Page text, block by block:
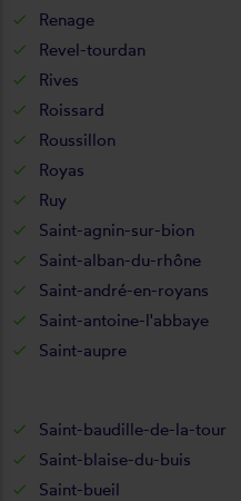
Renage
Revel-tourdan
Rives
Roissard
Roussillon
Royas
Ruy
Saint-agnin-sur-bion
Saint-alban-du-rhône
Saint-andré-en-royans
Saint-antoine-l'abbaye
Saint-aupre
Saint-baudille-de-la-tour
Saint-blaise-du-buis
Saint-bueil